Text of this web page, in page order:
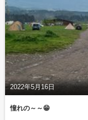
2022年5月16日
憧れの～～😁